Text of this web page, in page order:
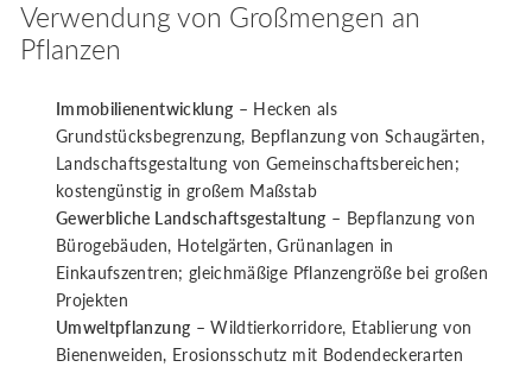
Verwendung von Großmengen an
Pflanzen
Immobilienentwicklung – Hecken als
Grundstücksbegrenzung, Bepflanzung von Schaugärten,
Landschaftsgestaltung von Gemeinschaftsbereichen;
kostengünstig in großem Maßstab
Gewerbliche Landschaftsgestaltung – Bepflanzung von
Bürogebäuden, Hotelgärten, Grünanlagen in
Einkaufszentren; gleichmäßige Pflanzengröße bei großen
Projekten
Umweltpflanzung – Wildtierkorridore, Etablierung von
Bienenweiden, Erosionsschutz mit Bodendeckerarten